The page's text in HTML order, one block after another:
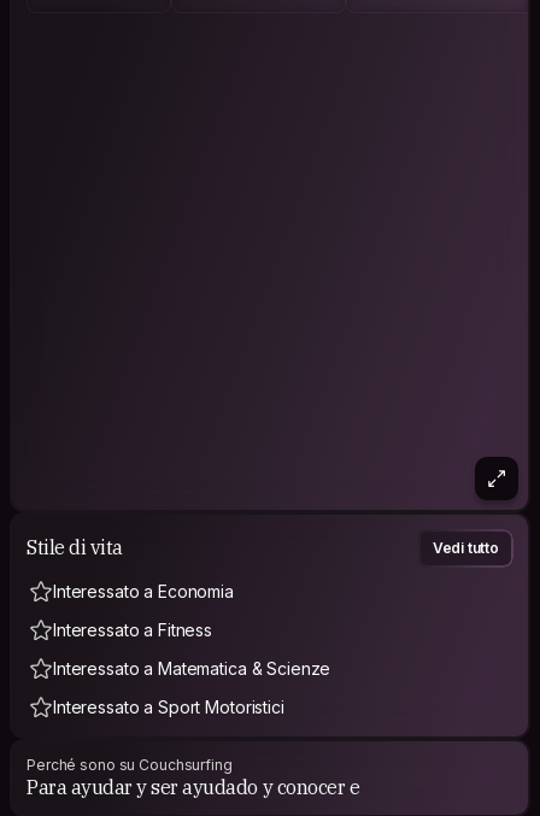
Stile di vita Vedi tutto
Interessato a Economia
Interessato a Fitness
Interessato a Matematica & Scienze
Interessato a Sport Motoristici
Perché sono su Couchsurfing
Para ayudar y ser ayudado y conocer e